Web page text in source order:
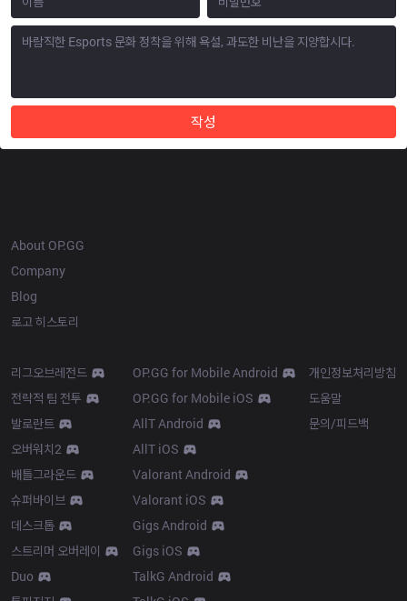
작성
About OP.GG
Company
Blog
로고 히스토리
리그오브레전드
전략적 팀 전투
발로란트
오버워치2
배틀그라운드
슈퍼바이브
데스크톱
스트리머 오버레이
Duo
OP.GG for Mobile Android
OP.GG for Mobile iOS
AllT Android
AllT iOS
Valorant Android
Valorant iOS
Gigs Android
Gigs iOS
TalkG Android
개인정보처리방침
도움말
문의/피드백